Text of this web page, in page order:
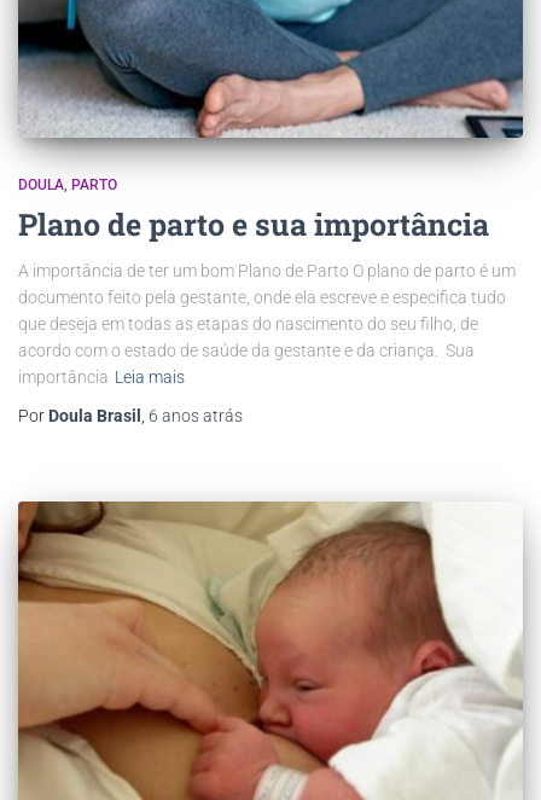
DOULA PARTO
Plano de parto e sua importância
A importância de ter um bom Plano de Parto O plano de parto é um
documento feito pela gestante, onde ela escreve e especifica tudo
que deseja em todas as etapas do nascimento do seu filho, de
acordo com o estado de saúde da gestante e da criança. Sua
importância Leia mais
Por Doula Brasil , 6 anosatrás